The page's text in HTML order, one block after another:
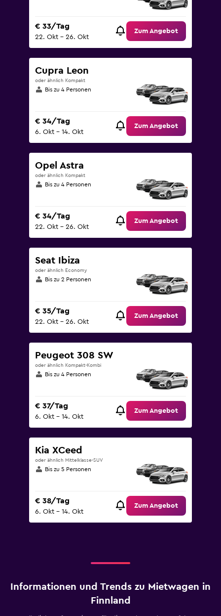
€ 33/Tag
22. Okt – 26. Okt
Zum Angebot
Cupra Leon
oder ähnlich Kompakt
Bis zu 4 Personen
€ 34/Tag
6. Okt – 14. Okt
Zum Angebot
Opel Astra
oder ähnlich Kompakt
Bis zu 4 Personen
€ 34/Tag
22. Okt – 26. Okt
Zum Angebot
Seat Ibiza
oder ähnlich Economy
Bis zu 2 Personen
€ 35/Tag
22. Okt – 26. Okt
Zum Angebot
Peugeot 308 SW
oder ähnlich Kompakt-Kombi
Bis zu 4 Personen
€ 37/Tag
6. Okt – 14. Okt
Zum Angebot
Kia XCeed
oder ähnlich Mittelklasse-SUV
Bis zu 5 Personen
€ 38/Tag
6. Okt – 14. Okt
Zum Angebot
Informationen und Trends zu Mietwagen in
Finnland